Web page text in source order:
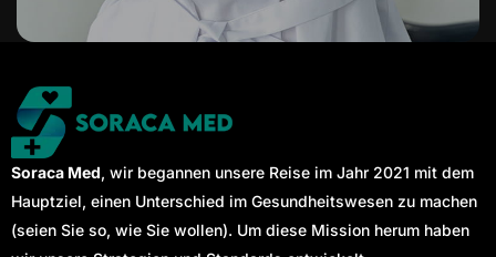
Soraca Med, wir begannen unsere Reise im Jahr 2021 mit dem
Hauptziel, einen Unterschied im Gesundheitswesen zu machen
(seien Sie so, wie Sie wollen). Um diese Mission herum haben